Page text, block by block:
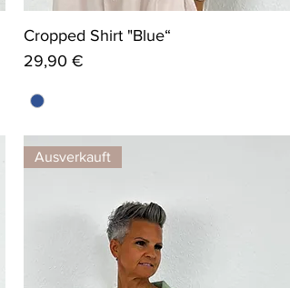
Cropped Shirt "Blue“
Preis
29,90 €
Ausverkauft